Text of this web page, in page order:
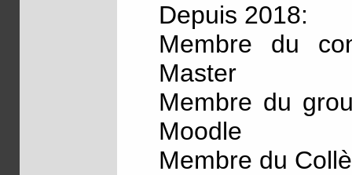
Depuis 2018:
Membre du
Master
Membre du
Moodle
Membre du